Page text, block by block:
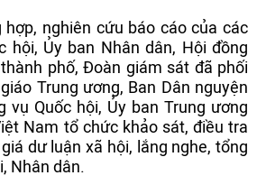
hợp, nghiên cứu báo cáo của các
hội, Ủy ban Nhân dân, Hội đồng
phố, Đoàn giám sát đã phối
Trung ương, Ban Dân nguyện
vụ Quốc hội, Ủy ban Trung ương
Nam tổ chức khảo sát, điều tra
dư luận xã hội, lắng nghe, tổng
Nhân dân.